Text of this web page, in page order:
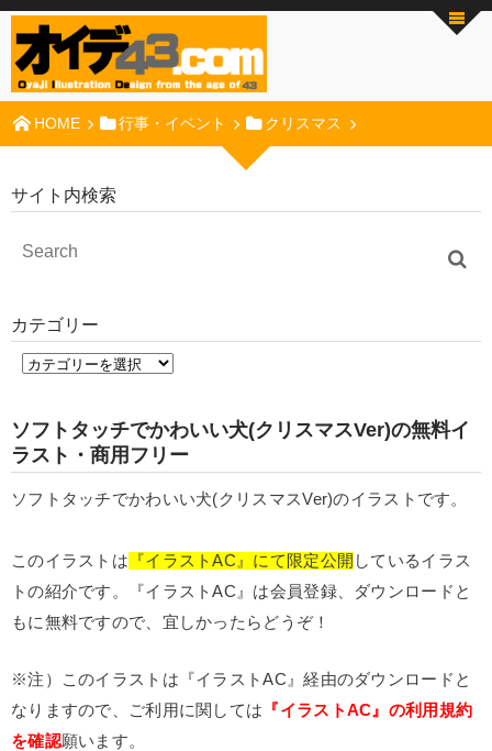
HOME 行事・イベント クリスマス
サイト内検索
カテゴリー
ソフトタッチでかわいい犬(クリスマスVer)の無料イ
ラスト・商用フリー
ソフトタッチでかわいい犬(クリスマスVer)のイラストです。
このイラストは 『イラストAC』にて限定公開 しているイラス
トの紹介です。『イラストAC』は会員登録、ダウンロードと
もに無料ですので、宜しかったらどうぞ！
※注）このイラストは『イラストAC』経由のダウンロードと
なりますので、ご利用に関しては 『イラストAC』の利用規約
を確認願います。